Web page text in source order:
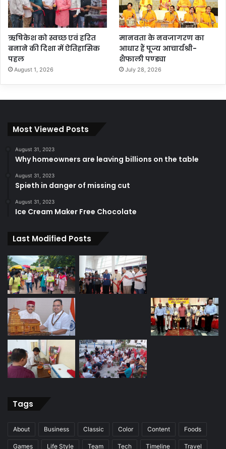
ऋषिकेश को स्वच्छ एवं हरित
बनाने की दिशा में ऐतिहासिक
पहल
August 1, 2026
मानवता के नवजागरण का
आधार हैं पूज्य आचार्यश्री-
शैफाली पण्ड्या
July 28, 2026
Most Viewed Posts
August 31, 2023
Why homeowners are leaving billions on the table
August 31, 2023
Spieth in danger of missing cut
August 31, 2023
Ice Cream Maker Free Chocolate
Last Modified Posts
Tags
About Business Classic Color Content Foods
Games Life Style Team Tech Timeline Travel